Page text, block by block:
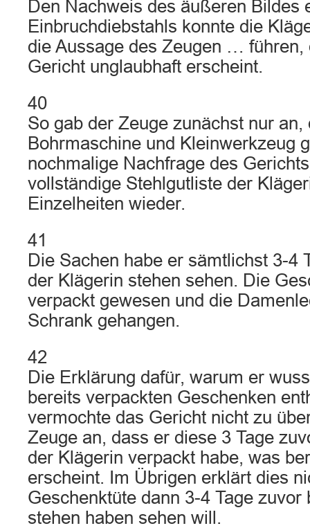
Den Nachweis des äußeren Bildes
Einbruchdiebstahls konnte die
die Aussage des Zeugen … führen,
Gericht unglaubhaft erscheint.
40
So gab der Zeuge zunächst nur an,
Bohrmaschine und Kleinwerkzeug
nochmalige Nachfrage des
vollständige Stehlgutliste der
Einzelheiten wieder.
41
Die Sachen habe er sämtlichst 3-4
der Klägerin stehen sehen. Die
verpackt gewesen und die
Schrank gehangen.
42
Die Erklärung dafür, warum er
bereits verpackten Geschenken
vermochte das Gericht nicht zu
Zeuge an, dass er diese 3 Tage
der Klägerin verpackt habe, was
erscheint. Im Übrigen erklärt dies
Geschenktüte dann 3-4 Tage
stehen haben sehen will.